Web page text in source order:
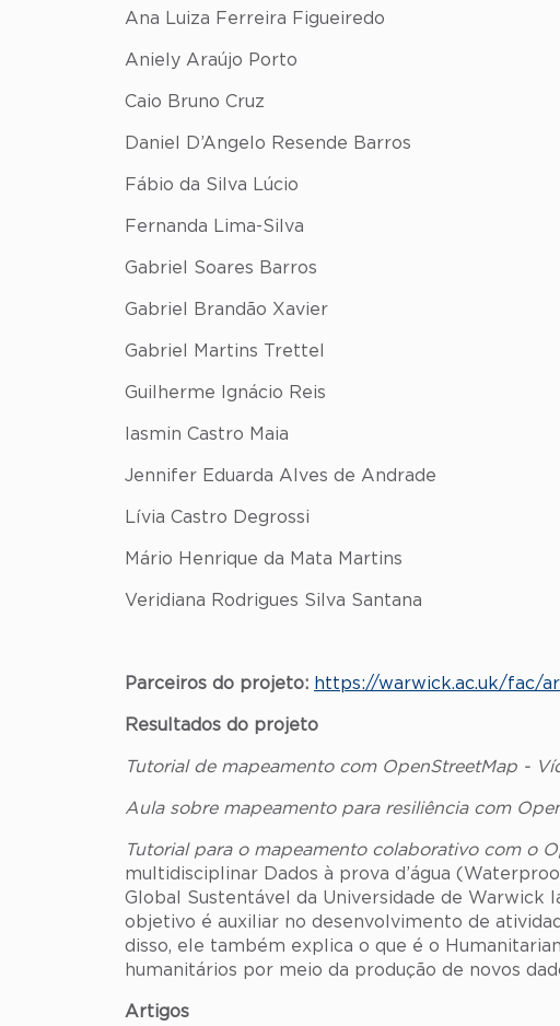
Ana Luiza Ferreira Figueiredo
Aniely Araújo Porto
Caio Bruno Cruz
Daniel D’Angelo Resende Barros
Fábio da Silva Lúcio
Fernanda Lima-Silva
Gabriel Soares Barros
Gabriel Brandão Xavier
Gabriel Martins Trettel
Guilherme Ignácio Reis
Iasmin Castro Maia
Jennifer Eduarda Alves de Andrade
Lívia Castro Degrossi
Mário Henrique da Mata Martins
Veridiana Rodrigues Silva Santana
Parceiros do projeto: https://warwick.ac.uk/fac/
Resultados do projeto
Tutorial de mapeamento com OpenStreetMap -
Aula sobre mapeamento para resiliência com
Tutorial para o mapeamento colaborativo com o
multidisciplinar Dados à prova d’água
Global Sustentável da Universidade de Warwick
objetivo é auxiliar no desenvolvimento de
disso, ele também explica o que é o
humanitários por meio da produção de novos
Artigos